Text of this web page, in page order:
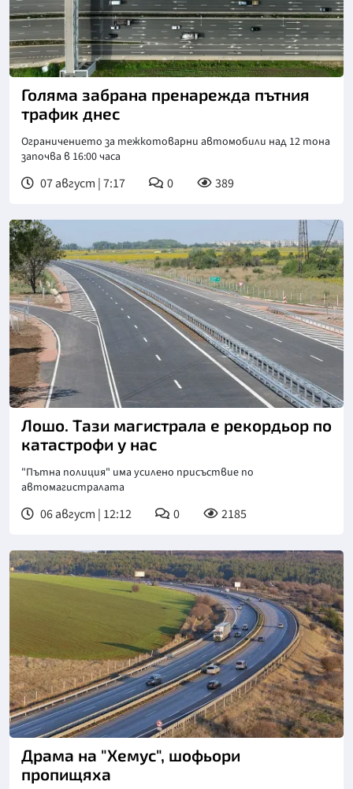
Снимка: БТА
Голяма забрана пренарежда пътния
трафик днес
Ограничението за тежкотоварни автомобили над 12 тона
започва в 16:00 часа
07 август | 7:17 0 389
Лошо. Тази магистрала е рекордьор по
катастрофи у нас
"Пътна полиция" има усилено присъствие по
автомагистралата
06 август | 12:12 0 2185
Драма на "Хемус", шофьори
пропищяха